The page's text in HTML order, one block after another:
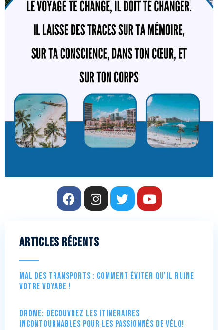
Articles récents
Mal des transports : comment éviter qu’il ruine
votre voyage !
Drôme: Découvrez les itinéraires
incontournables pour les passionnés de vélo!